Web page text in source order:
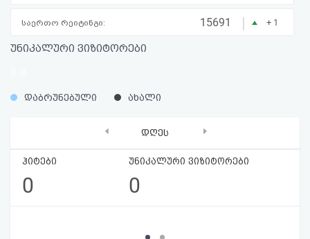
პაროლის
აღდგენა
სალიცენზიო
საერთო რეიტინგი: 15691 | + 1
უნიკალური ვიზიტორები
%
% დაბრუნებული ახალი
დღეს
ჰიტები
0
უნიკალური ვიზიტორები
0
‹ ›